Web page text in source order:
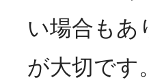
い場合もあ
が大切です。